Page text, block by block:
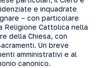
e inquadrate
– con particolare
Religione Cattolica nella
della Chiesa, con
Un breve
amministrativi e al
canonico.